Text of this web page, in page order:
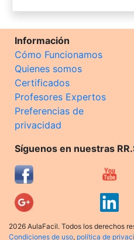
Información
Cómo Funcionamos
Quienes somos
Certificados
Profesores Expertos
Preferencias de
privacidad
Síguenos en nuestras
2026 AulaFacil. Todos los derechos
Condiciones de uso, política de